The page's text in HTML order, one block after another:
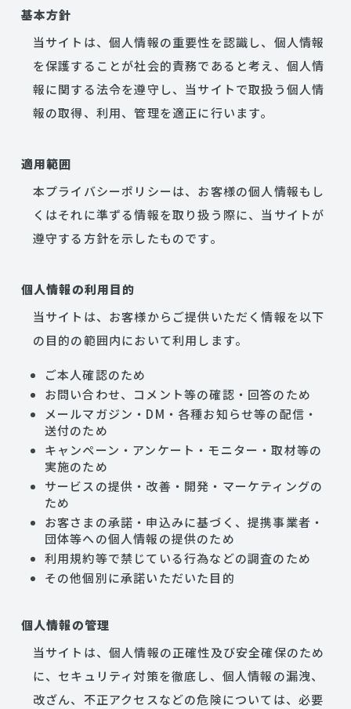
基本方針
当サイトは、個人情報の重要性を認識し、個人情報
を保護することが社会的責務であると考え、個人情
報に関する法令を遵守し、当サイトで取扱う個人情
報の取得、利用、管理を適正に行います。
適用範囲
本プライバシーポリシーは、お客様の個人情報もし
くはそれに準ずる情報を取り扱う際に、当サイトが
遵守する方針を示したものです。
個人情報の利用目的
当サイトは、お客様からご提供いただく情報を以下
の目的の範囲内において利用します。
ご本人確認のため
お問い合わせ、コメント等の確認・回答のため
メールマガジン・DM・各種お知らせ等の配信・
送付のため
キャンペーン・アンケート・モニター・取材等の
実施のため
サービスの提供・改善・開発・マーケティングの
ため
お客さまの承諾・申込みに基づく、提携事業者・
団体等への個人情報の提供のため
利用規約等で禁じている行為などの調査のため
その他個別に承諾いただいた目的
個人情報の管理
当サイトは、個人情報の正確性及び安全確保のため
に、セキュリティ対策を徹底し、個人情報の漏洩、
改ざん、不正アクセスなどの危険については、必要